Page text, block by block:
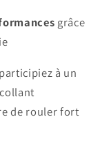
grâce
à un
de rouler fort